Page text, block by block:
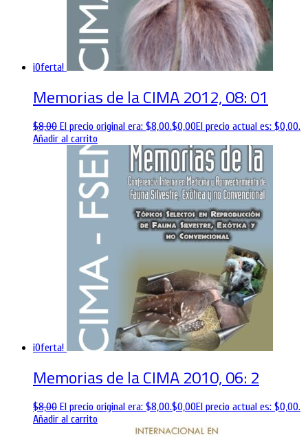
¡Oferta!
Memorias de la CIMA 2012, 08: 01
$8,00 El precio original era: $8,00.$0,00El precio actual es: $0,00.
Añadir al carrito
¡Oferta!
Memorias de la CIMA 2010, 06: 2
$8,00 El precio original era: $8,00.$0,00El precio actual es: $0,00.
Añadir al carrito